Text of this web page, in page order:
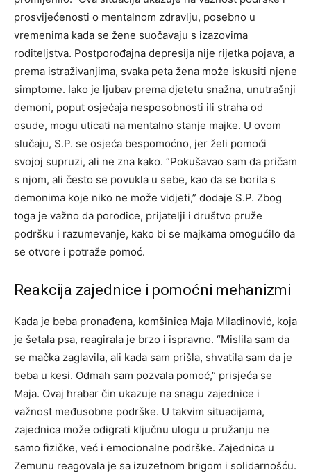
prosvijećenosti o mentalnom zdravlju, posebno u
vremenima kada se žene suočavaju s izazovima
roditeljstva. Postporođajna depresija nije rijetka pojava, a
prema istraživanjima, svaka peta žena može iskusiti njene
simptome. Iako je ljubav prema djetetu snažna, unutrašnji
demoni, poput osjećaja nesposobnosti ili straha od
osude, mogu uticati na mentalno stanje majke. U ovom
slučaju, S.P. se osjeća bespomoćno, jer želi pomoći
svojoj supruzi, ali ne zna kako. “Pokušavao sam da pričam
s njom, ali često se povukla u sebe, kao da se borila s
demonima koje niko ne može vidjeti,” dodaje S.P. Zbog
toga je važno da porodice, prijatelji i društvo pruže
podršku i razumevanje, kako bi se majkama omogućilo da
se otvore i potraže pomoć.
Reakcija zajednice i pomoćni mehanizmi
Kada je beba pronađena, komšinica Maja Miladinović, koja
je šetala psa, reagirala je brzo i ispravno. “Mislila sam da
se mačka zaglavila, ali kada sam prišla, shvatila sam da je
beba u kesi. Odmah sam pozvala pomoć,” prisjeća se
Maja. Ovaj hrabar čin ukazuje na snagu zajednice i
važnost međusobne podrške. U takvim situacijama,
zajednica može odigrati ključnu ulogu u pružanju ne
samo fizičke, već i emocionalne podrške. Zajednica u
Zemunu reagovala je sa izuzetnom brigom i solidarnošću.